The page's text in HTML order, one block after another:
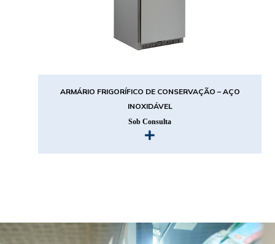
ARMÁRIO FRIGORÍFICO DE CONSERVAÇÃO – AÇO
INOXIDÁVEL
Sob Consulta